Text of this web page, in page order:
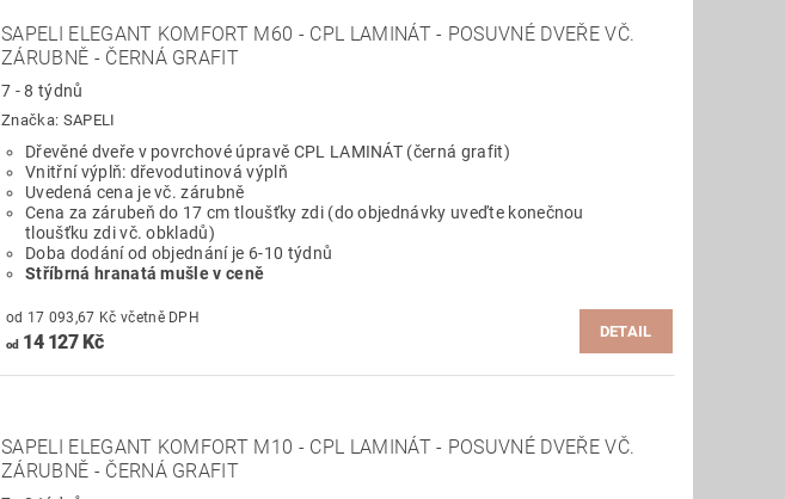
SAPELI ELEGANT KOMFORT M60 - CPL LAMINÁT - POSUVNÉ DVEŘE VČ.
ZÁRUBNĚ - ČERNÁ GRAFIT
7 - 8 týdnů
Značka: SAPELI
Dřevěné dveře v povrchové úpravě CPL LAMINÁT (černá grafit)
Vnitřní výplň: dřevodutinová výplň
Uvedená cena je vč. zárubně
Cena za zárubeň do 17 cm tloušťky zdi (do objednávky uveďte konečnou
tloušťku zdi vč. obkladů)
Doba dodání od objednání je 6-10 týdnů
Stříbrná hranatá mušle v ceně
od 17 093,67 Kč včetně DPH
od14 127 Kč DETAIL
SAPELI ELEGANT KOMFORT M10 - CPL LAMINÁT - POSUVNÉ DVEŘE VČ.
ZÁRUBNĚ - ČERNÁ GRAFIT